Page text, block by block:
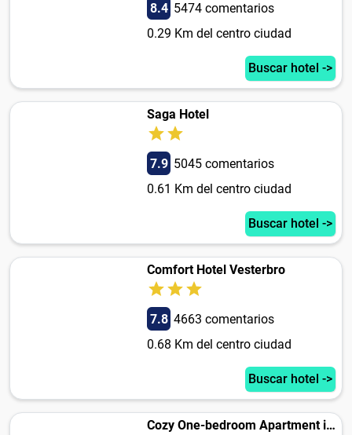
8.4 5474 comentarios
0.29 Km del centro ciudad
Buscar hotel ->
Saga Hotel
7.9 5045 comentarios
0.61 Km del centro ciudad
Buscar hotel ->
Comfort Hotel Vesterbro
7.8 4663 comentarios
0.68 Km del centro ciudad
Buscar hotel ->
Cozy One-bedroom Apartment in Copenhagen Downtown